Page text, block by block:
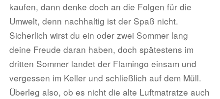
kaufen, dann denke doch an die Folgen für die
Umwelt, denn nachhaltig ist der Spaß nicht.
Sicherlich wirst du ein oder zwei Sommer lang
deine Freude daran haben, doch spätestens im
dritten Sommer landet der Flamingo einsam und
vergessen im Keller und schließlich auf dem Müll.
Überleg also, ob es nicht die alte Luftmatratze auch